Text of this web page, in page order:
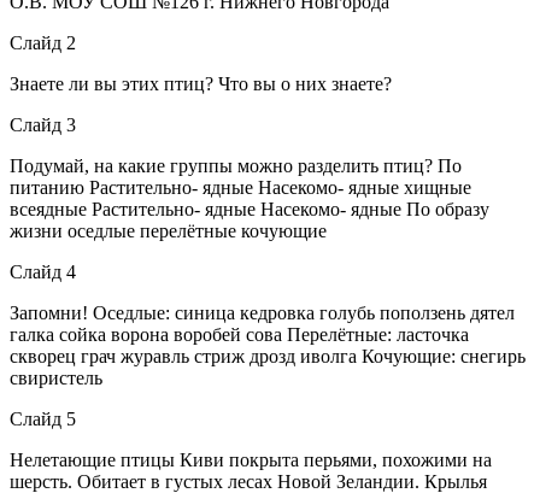
Слайд 2
Знаете ли вы этих птиц? Что вы о них знаете?
Слайд 3
Подумай, на какие группы можно разделить птиц? По
питанию Растительно- ядные Насекомо- ядные хищные
всеядные Растительно- ядные Насекомо- ядные По образу
жизни оседлые перелётные кочующие
Слайд 4
Запомни! Оседлые: синица кедровка голубь поползень дятел
галка сойка ворона воробей сова Перелётные: ласточка
скворец грач журавль стриж дрозд иволга Кочующие: снегирь
свиристель
Слайд 5
Нелетающие птицы Киви покрыта перьями, похожими на
шерсть. Обитает в густых лесах Новой Зеландии. Крылья